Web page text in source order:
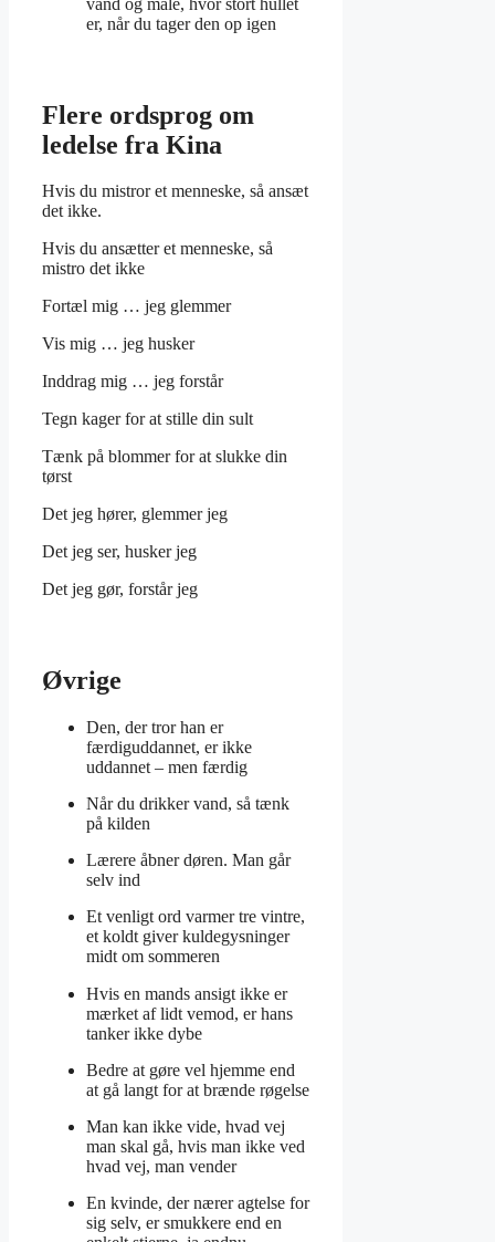
er, når du tager den op igen
Flere ordsprog om
ledelse fra Kina
Hvis du mistror et menneske, så ansæt
det ikke.
Hvis du ansætter et menneske, så
mistro det ikke
Fortæl mig … jeg glemmer
Vis mig … jeg husker
Inddrag mig … jeg forstår
Tegn kager for at stille din sult
Tænk på blommer for at slukke din
tørst
Det jeg hører, glemmer jeg
Det jeg ser, husker jeg
Det jeg gør, forstår jeg
Øvrige
Den, der tror han er
færdiguddannet, er ikke
uddannet – men færdig
Når du drikker vand, så tænk
på kilden
Lærere åbner døren. Man går
selv ind
Et venligt ord varmer tre vintre,
et koldt giver kuldegysninger
midt om sommeren
Hvis en mands ansigt ikke er
mærket af lidt vemod, er hans
tanker ikke dybe
Bedre at gøre vel hjemme end
at gå langt for at brænde røgelse
Man kan ikke vide, hvad vej
man skal gå, hvis man ikke ved
hvad vej, man vender
En kvinde, der nærer agtelse for
sig selv, er smukkere end en